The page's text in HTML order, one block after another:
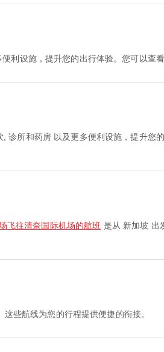
设施，提升您的出行体验。您可以查
诊所和药房 以及更多便利设施，提升您
飞往清奈国际机场的航班 是从 新加坡 出
些航线为您的行程提供便捷的衔接。